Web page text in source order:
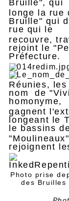
Bruille", qui
longe la rue
Bruille" qui
rue qui le
recouvre,
rejoint le
Préfecture.
Réunies,
nom de
homonyme,
gagnent
longeant le
le bassins
rejoignent
Photo prise
des Bruilles